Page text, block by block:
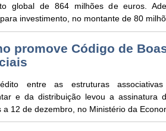
global de 864 milhões de euros.
investimento, no montante de 80
promove Código de
entre as estruturas
e da distribuição levou a assinatura
a 12 de dezembro, no Ministério da